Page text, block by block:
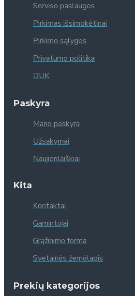
Serviso paslaugos
Pirkimas išsimokėtinai
Pirkimo sąlygos
Privatumo politika
DUK
Paskyra
Mano paskyra
Užsakymai
Naujienlaiškiai
Kita
Kontaktai
Gamintojai
Grąžinimo forma
Svetainės žemėlapis
Prekių kategorijos